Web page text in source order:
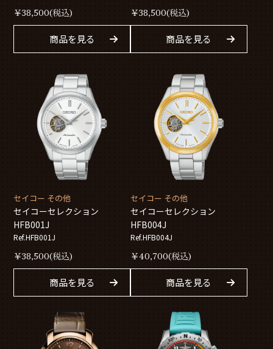
￥38,500(税込)
商品を見る
￥38,500(税込)
商品を見る
セイコー その他
セイコーセレクション
HFB001J
Ref.HFB001J
￥38,500(税込)
商品を見る
セイコー その他
セイコーセレクション
HFB004J
Ref.HFB004J
￥40,700(税込)
商品を見る